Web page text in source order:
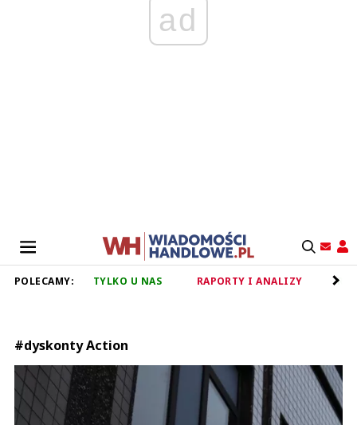
ad
POLECAMY: TYLKO U NAS RAPORTY I ANALIZY
#dyskonty Action